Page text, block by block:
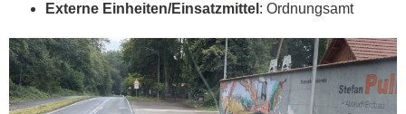
Externe Einheiten/Einsatzmittel : Ordnungsamt